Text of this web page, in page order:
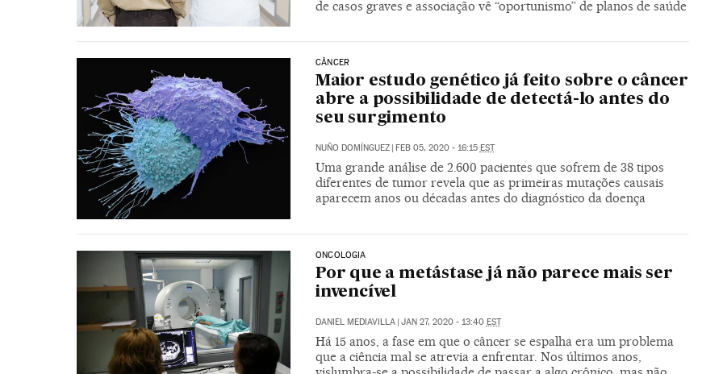
de casos graves e associação vê “oportunismo” de planos de saúde
CÂNCER
Maior estudo genético já feito sobre o câncer
abre a possibilidade de detectá-lo antes do
seu surgimento
NUÑO DOMÍNGUEZ FEB 05, 2020 - 16:15 EST
Uma grande análise de 2.600 pacientes que sofrem de 38 tipos
diferentes de tumor revela que as primeiras mutações causais
aparecem anos ou décadas antes do diagnóstico da doença
ONCOLOGIA
Por que a metástase já não parece mais ser
invencível
DANIEL MEDIAVILLA | JAN 27, 2020 - 13:40 EST
Há 15 anos, a fase em que o câncer se espalha era um problema
que a ciência mal se atrevia a enfrentar. Nos últimos anos,